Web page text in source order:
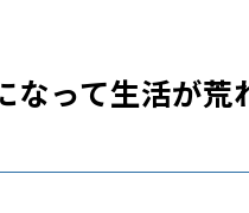
って生活が荒